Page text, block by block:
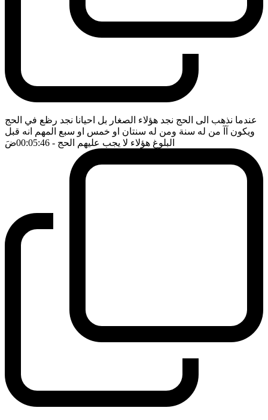
عندما نذهب الى الحج نجد هؤلاء الصغار بل احيانا نجد رظع في الحج
ويكون آآ من له سنة ومن له سنتان او خمس او سبع المهم انه قبل
البلوغ هؤلاء لا يجب عليهم الحج - 00:05:46 ضَ